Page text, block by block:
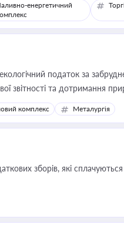
енергетичний
податок за
звітності та дотримання
комплекс Металургія
зборів, які